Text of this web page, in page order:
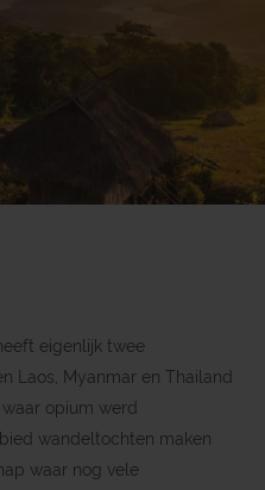
eigenlijk twee
Laos, Myanmar en Thailand
opium werd
wandeltochten maken
waar nog vele